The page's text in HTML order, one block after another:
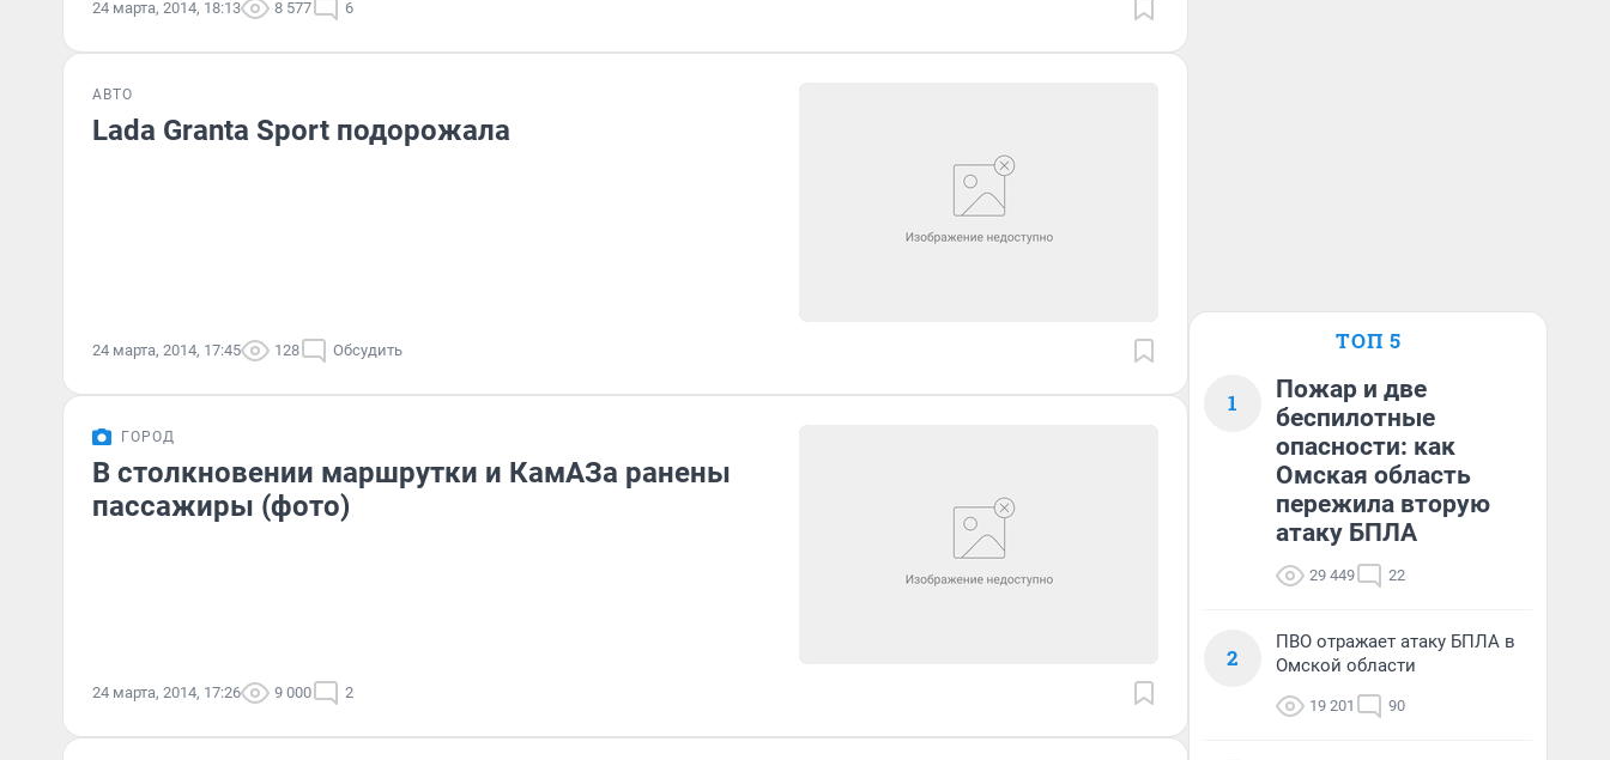
24 марта, 2014, 18:13 8 577 6
АВТО
Lada Granta Sport подорожала
24 марта, 2014, 17:45 128 Обсудить
ГОРОД
В столкновении маршрутки и КамАЗа ранены
пассажиры (фото)
24 марта, 2014, 17:26 9 000 2
ТОП 5
1
Пожар и две
беспилотные
опасности: как
Омская область
пережила вторую
атаку БПЛА
29 449 22
2
ПВО отражает атаку БПЛА в
Омской области
19 201 90